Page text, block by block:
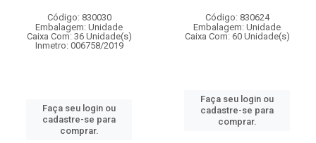
Código: 830030
Embalagem: Unidade
Caixa Com: 36 Unidade(s)
Inmetro: 006758/2019
Faça seu login ou
cadastre-se para
comprar.
Código: 830624
Embalagem: Unidade
Caixa Com: 60 Unidade(s)
Faça seu login ou
cadastre-se para
comprar.